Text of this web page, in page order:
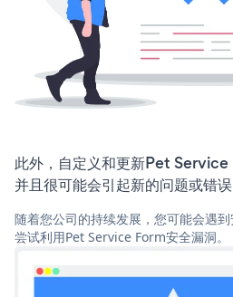
此外，自定义和更新Pet Service
并且很可能会引起新的问题或错误
随着您公司的持续发展，您可能会遇
尝试利用Pet Service Form安全漏洞。